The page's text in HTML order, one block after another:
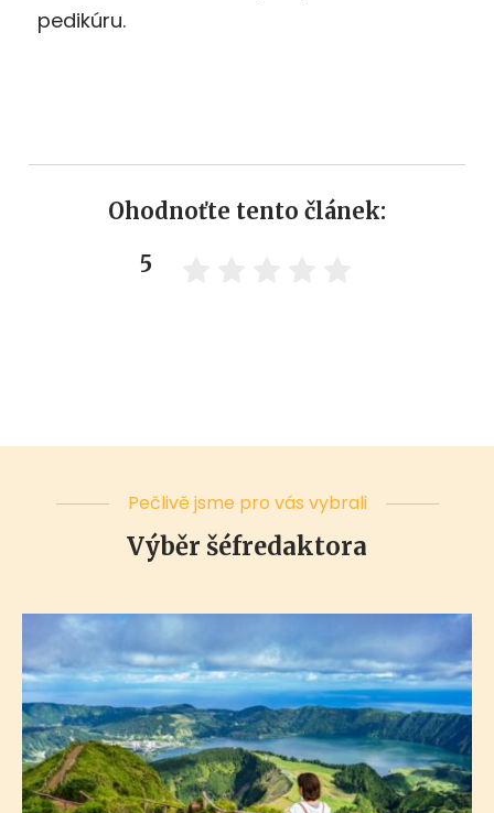
pedikúru.
Ohodnoťte tento článek:
5
Pečlivě jsme pro vás vybrali
Výběr šéfredaktora